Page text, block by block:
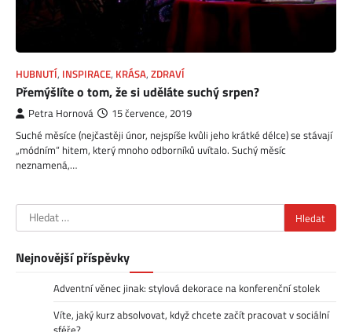
HUBNUTÍ, INSPIRACE, KRÁSA, ZDRAVÍ
Přemýšlíte o tom, že si uděláte suchý srpen?
Petra Hornová 15 července, 2019
Suché měsíce (nejčastěji únor, nejspíše kvůli jeho krátké délce) se stávají
„módním“ hitem, který mnoho odborníků uvítalo. Suchý měsíc
neznamená,…
Vyhledávání
Nejnovější příspěvky
Adventní věnec jinak: stylová dekorace na konferenční stolek
Víte, jaký kurz absolvovat, když chcete začít pracovat v sociální